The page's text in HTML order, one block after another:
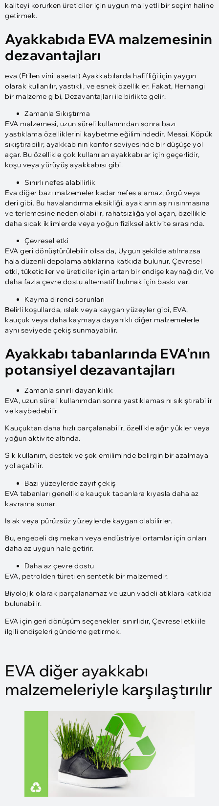
kaliteyi korurken üreticiler için uygun maliyetli bir seçim haline
getirmek.
Ayakkabıda EVA malzemesinin
dezavantajları
eva (Etilen vinil asetat) Ayakkabılarda hafifliği için yaygın
olarak kullanılır, yastıklı, ve esnek özellikler. Fakat, Herhangi
bir malzeme gibi, Dezavantajları ile birlikte gelir:
Zamanla Sıkıştırma
EVA malzemesi, uzun süreli kullanımdan sonra bazı
yastıklama özelliklerini kaybetme eğilimindedir. Mesai, Köpük
sıkıştırabilir, ayakkabının konfor seviyesinde bir düşüşe yol
açar. Bu özellikle çok kullanılan ayakkabılar için geçerlidir,
koşu veya yürüyüş ayakkabısı gibi.
Sınırlı nefes alabilirlik
Eva diğer bazı malzemeler kadar nefes alamaz, örgü veya
deri gibi. Bu havalandırma eksikliği, ayakların aşırı ısınmasına
ve terlemesine neden olabilir, rahatsızlığa yol açan, özellikle
daha sıcak iklimlerde veya yoğun fiziksel aktivite sırasında.
Çevresel etki
EVA geri dönüştürülebilir olsa da, Uygun şekilde atılmazsa
hala düzenli depolama atıklarına katkıda bulunur. Çevresel
etki, tüketiciler ve üreticiler için artan bir endişe kaynağıdır, Ve
daha fazla çevre dostu alternatif bulmak için baskı var.
Kayma direnci sorunları
Belirli koşullarda, ıslak veya kaygan yüzeyler gibi, EVA,
kauçuk veya daha kaymaya dayanıklı diğer malzemelerle
aynı seviyede çekiş sunmayabilir.
Ayakkabı tabanlarında EVA'nın
potansiyel dezavantajları
Zamanla sınırlı dayanıklılık
EVA, uzun süreli kullanımdan sonra yastıklamasını sıkıştırabilir
ve kaybedebilir.
Kauçuktan daha hızlı parçalanabilir, özellikle ağır yükler veya
yoğun aktivite altında.
Sık kullanım, destek ve şok emiliminde belirgin bir azalmaya
yol açabilir.
Bazı yüzeylerde zayıf çekiş
EVA tabanları genellikle kauçuk tabanlara kıyasla daha az
kavrama sunar.
Islak veya pürüzsüz yüzeylerde kaygan olabilirler.
Bu, engebeli dış mekan veya endüstriyel ortamlar için onları
daha az uygun hale getirir.
Daha az çevre dostu
EVA, petrolden türetilen sentetik bir malzemedir.
Biyolojik olarak parçalanamaz ve uzun vadeli atıklara katkıda
bulunabilir.
EVA için geri dönüşüm seçenekleri sınırlıdır, Çevresel etki ile
ilgili endişeleri gündeme getirmek.
EVA diğer ayakkabı
malzemeleriyle karşılaştırılır